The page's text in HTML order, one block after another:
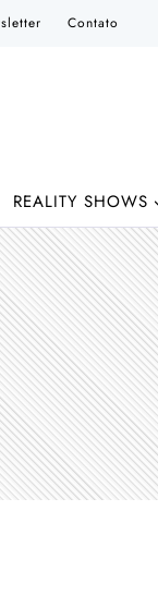
Contato
REALITY SHOWS